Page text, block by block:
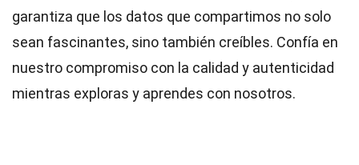
garantiza que los datos que compartimos no solo
sean fascinantes, sino también creíbles. Confía en
nuestro compromiso con la calidad y autenticidad
mientras exploras y aprendes con nosotros.